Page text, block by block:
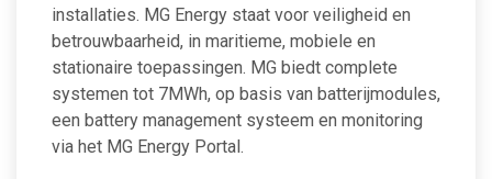
installaties. MG Energy staat voor veiligheid en
betrouwbaarheid, in maritieme, mobiele en
stationaire toepassingen. MG biedt complete
systemen tot 7MWh, op basis van batterijmodules,
een battery management systeem en monitoring
via het MG Energy Portal.